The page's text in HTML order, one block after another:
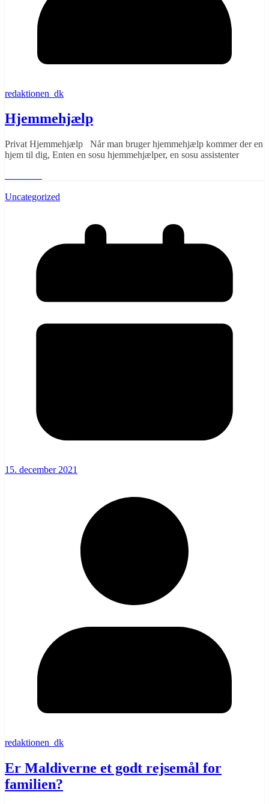
redaktionen_dk
Hjemmehjælp
Privat Hjemmehjælp Når man bruger hjemmehjælp kommer der en
hjem til dig, Enten en sosu hjemmehjælper, en sosu assistenter
Uncategorized
15. december 2021
redaktionen_dk
Er Maldiverne et godt rejsemål for
familien?